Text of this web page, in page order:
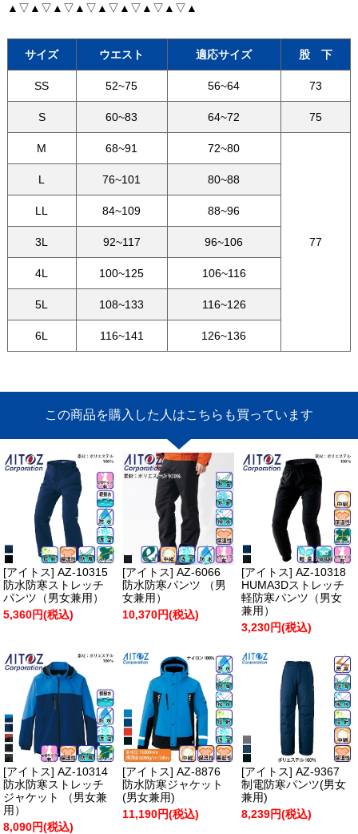
▲▽▲▽▲▽▲▽▲▽▲▽▲▽▲▽▲
サイズ ウエスト 適応サイズ 股 下
SS 52~75 56~64 73
S 60~83 64~72 75
M 68~91 72~80
77
L 76~101 80~88
LL 84~109 88~96
3L 92~117 96~106
4L 100~125 106~116
5L 108~133 116~126
6L 116~141 126~136
この商品を購入した人はこちらも買っています
[アイトス] AZ-10315
防水防寒ストレッチ
パンツ（男女兼用）
5,360円(税込)
[アイトス] AZ-6066
防水防寒パンツ （男
女兼用）
10,370円(税込)
[アイトス] AZ-10318
HUMA3Dストレッチ
軽防寒パンツ（男女
兼用）
3,230円(税込)
[アイトス] AZ-10314
防水防寒ストレッチ
ジャケット （男女兼
用）
8,090円(税込)
[アイトス] AZ-8876
防水防寒ジャケット
(男女兼用)
11,190円(税込)
[アイトス] AZ-9367
制電防寒パンツ(男女
兼用)
8,239円(税込)